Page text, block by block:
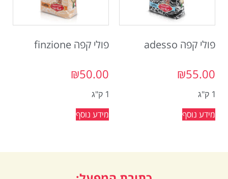
פולי קפה adesso
₪55.00
1 ק"ג
מידע נוסף
פולי קפה finzione
₪50.00
1 ק"ג
מידע נוסף